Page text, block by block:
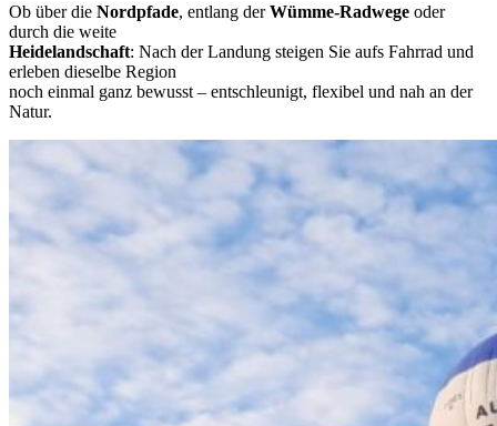
Ob über die Nordpfade, entlang derWümme-Radwege oder
durch die weite
Heidelandschaft: Nach der Landung steigen Sie aufs Fahrrad und
erleben dieselbe Region
noch einmal ganz bewusst – entschleunigt, flexibel und nah an der
Natur.